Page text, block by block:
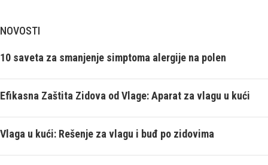
NOVOSTI
10 saveta za smanjenje simptoma alergije na polen
Efikasna Zaštita Zidova od Vlage: Aparat za vlagu u kući
Vlaga u kući: Rešenje za vlagu i buđ po zidovima